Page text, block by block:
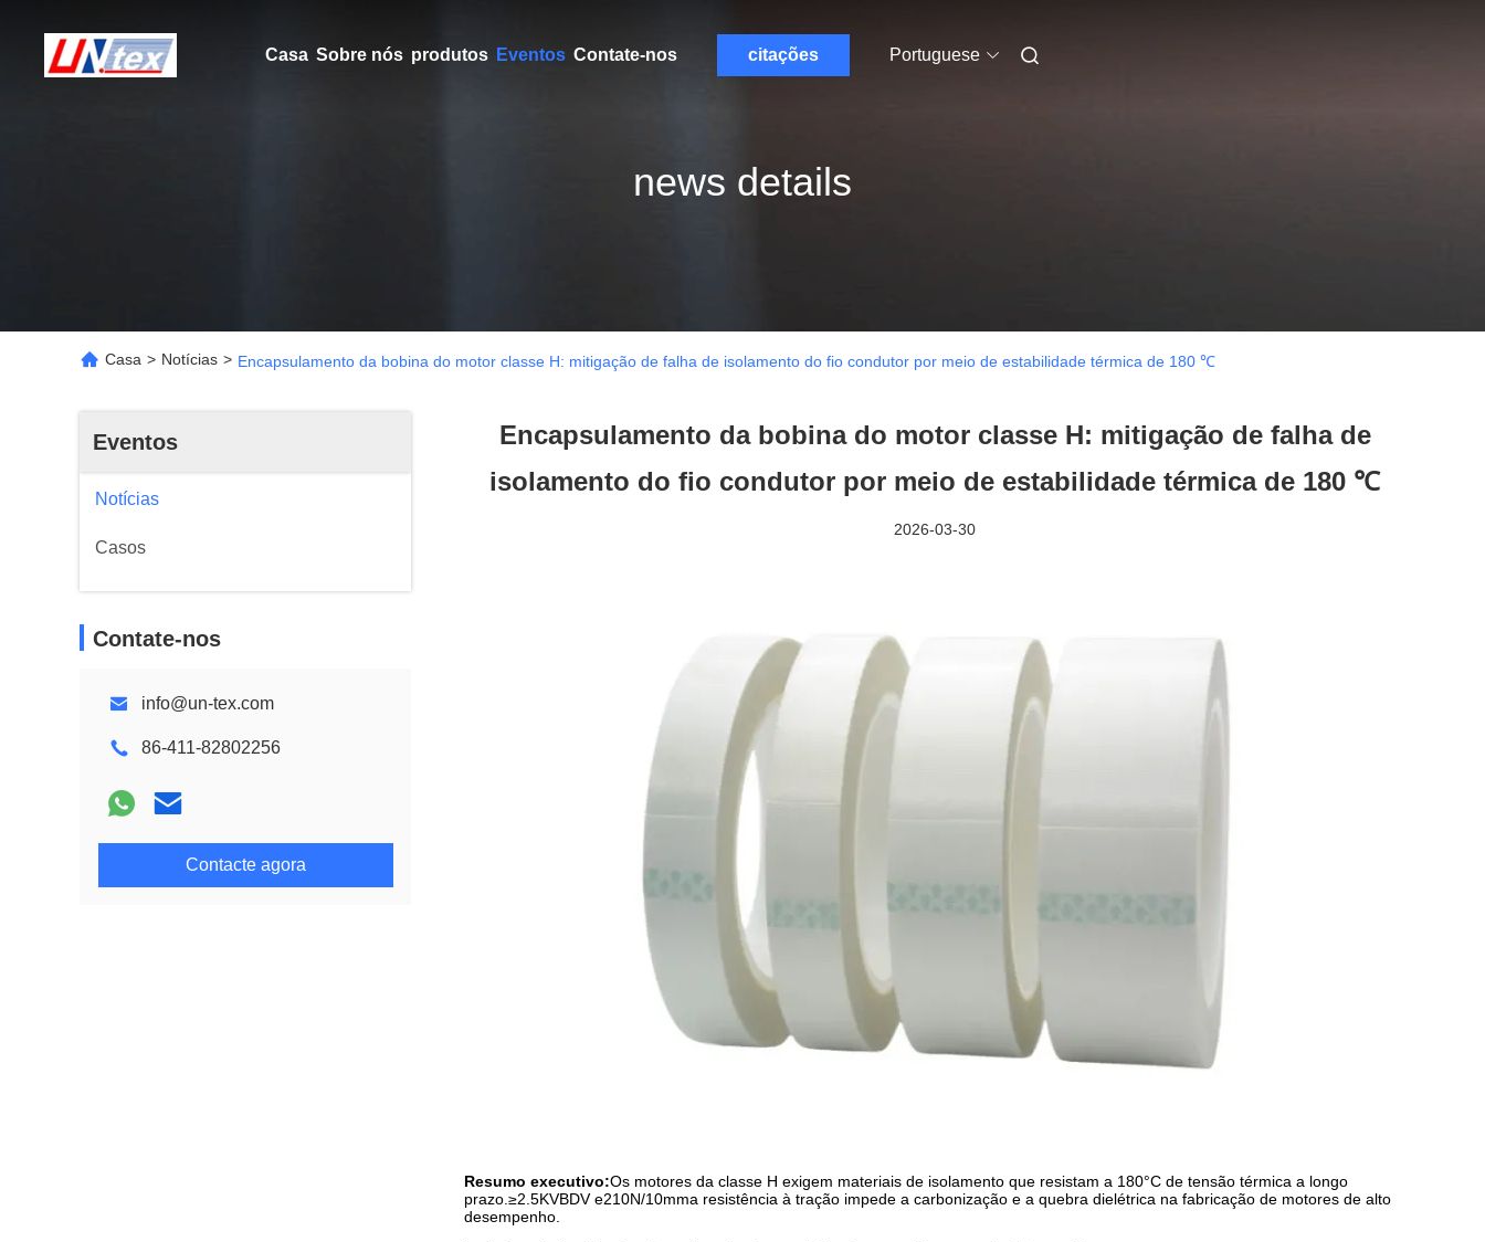
Casa Sobre nós produtos Eventos Contate-nos citações Portuguese
news details
Casa > Notícias > Encapsulamento da bobina do motor classe H: mitigação de falha de isolamento do fio condutor por meio de estabilidade térmica de 180 ℃
Eventos
Notícias
Casos
Contate-nos
info@un-tex.com
86-411-82802256
Contacte agora
Encapsulamento da bobina do motor classe H: mitigação de falha de
isolamento do fio condutor por meio de estabilidade térmica de 180 ℃
2026-03-30
Resumo executivo:Os motores da classe H exigem materiais de isolamento que resistam a 180°C de tensão térmica a longo
prazo. ≥2.5KVBDV e210N/10mma resistência à tração impede a carbonização e a quebra dielétrica na fabricação de motores de alto
desempenho.